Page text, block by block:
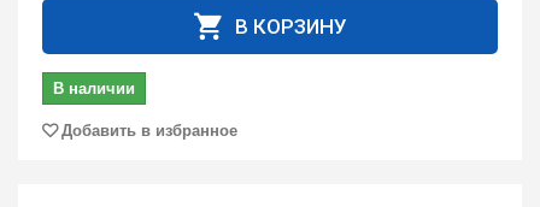
В КОРЗИНУ
В наличии
Добавить в избранное